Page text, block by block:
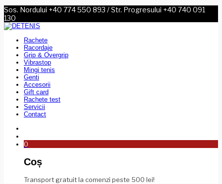
Sos. Nordului +40 774 550 893 / Str. Progresului +40 740 091
130
Rachete
Racordaje
Grip & Overgrip
Vibrastop
Mingi tenis
Genti
Accesorii
Gift card
Rachete test
Servicii
Contact
0
Coș
Transport gratuit la comenzi peste 500 lei!